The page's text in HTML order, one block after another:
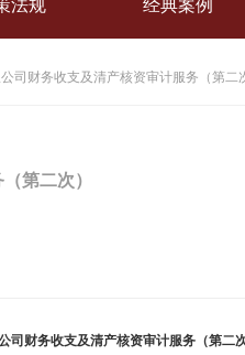
法规 经典案例
司财务收支及清产核资审计服务（第二
第二次）
司财务收支及清产核资审计服务（第二次